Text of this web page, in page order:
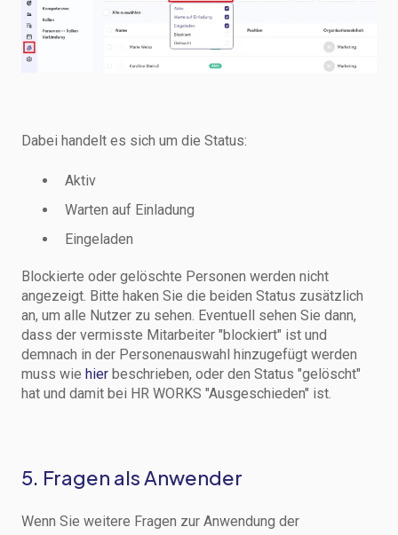
Dabei handelt es sich um die Status:
Aktiv
Warten auf Einladung
Eingeladen
Blockierte oder gelöschte Personen werden nicht
angezeigt. Bitte haken Sie die beiden Status zusätzlich
an, um alle Nutzer zu sehen. Eventuell sehen Sie dann,
dass der vermisste Mitarbeiter "blockiert" ist und
demnach in der Personenauswahl hinzugefügt werden
muss wie hier beschrieben, oder den Status "gelöscht"
hat und damit bei HR WORKS "Ausgeschieden" ist.
5. Fragen als Anwender
Wenn Sie weitere Fragen zur Anwendung der